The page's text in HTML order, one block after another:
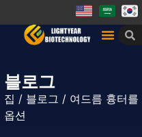
블로그
집 / 블로그 / 여드름 흉터를
옵션